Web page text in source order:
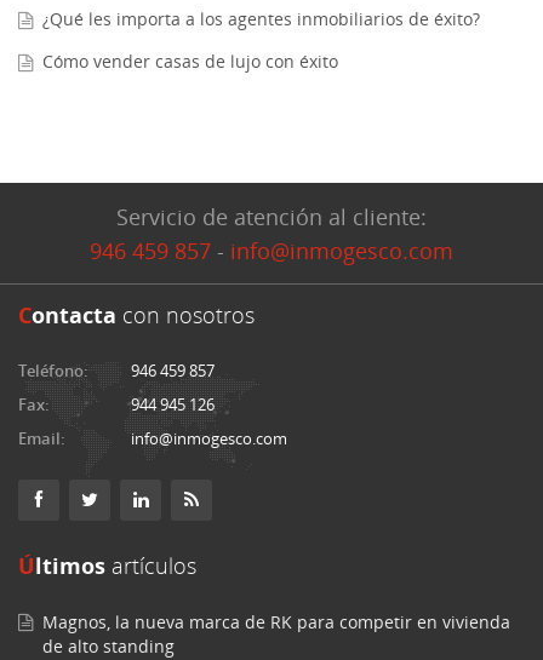
¿Qué les importa a los agentes inmobiliarios de éxito?
Cómo vender casas de lujo con éxito
Servicio de atención al cliente:
946 459 857 - info@inmogesco.com
Contacta con nosotros
Teléfono:
946 459 857
Fax:
944 945 126
Email:
info@inmogesco.com
Últimos artículos
Magnos, la nueva marca de RK para competir en vivienda
de alto standing